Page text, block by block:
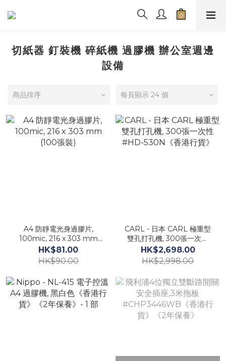
切紙器 釘裝機 碎紙機 過膠機 辦公室週邊
設備
商品排序 每頁顯示 24 個
A4 防靜電光身過膠片,
100mic, 216 x 303 mm
(100張裝)
HK$81.00
HK$90.00
CARL - 日本 CARL 極重型
雙孔打孔機, 300張一次性
#HD-530N《香港行貨》
HK$2,698.00
HK$2,998.00